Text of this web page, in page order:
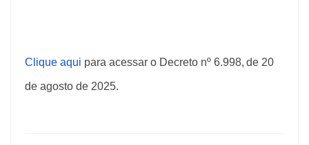
Clique aqui para acessar o Decreto nº 6.998, de 20
de agosto de 2025.